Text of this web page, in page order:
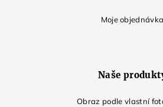
Moje objednávka
Naše
Obraz podle vlastní